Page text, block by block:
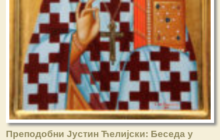
Преподобни Јустин Ћелијски: Беседа у